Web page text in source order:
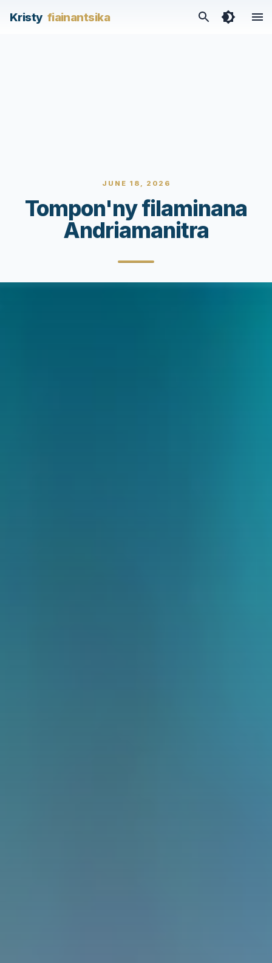
Kristy fiainantsika
JUNE 18, 2026
Tompon'ny filaminana
Andriamanitra